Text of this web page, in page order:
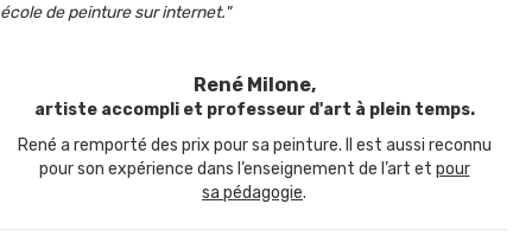
école de peinture sur internet."
René Milone,
artiste accompli et professeur d'art à plein temps.
René a remporté des prix pour sa peinture. Il est aussi reconnu
pour son expérience dans l’enseignement de l’art et pour
sa pédagogie.